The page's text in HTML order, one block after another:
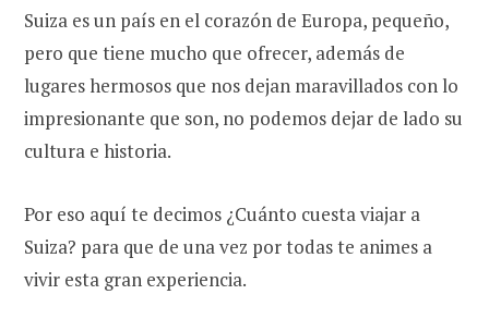
Suiza es un país en el corazón de Europa, pequeño,
pero que tiene mucho que ofrecer, además de
lugares hermosos que nos dejan maravillados con lo
impresionante que son, no podemos dejar de lado su
cultura e historia.
Por eso aquí te decimos ¿Cuánto cuesta viajar a
Suiza? para que de una vez por todas te animes a
vivir esta gran experiencia.